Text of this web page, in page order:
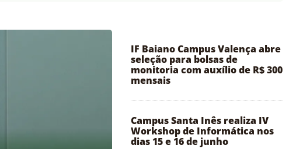
IF Baiano Campus Valença abre
seleção para bolsas de
monitoria com auxílio de R$ 300
mensais
Campus Santa Inês realiza IV
Workshop de Informática nos
dias 15 e 16 de junho